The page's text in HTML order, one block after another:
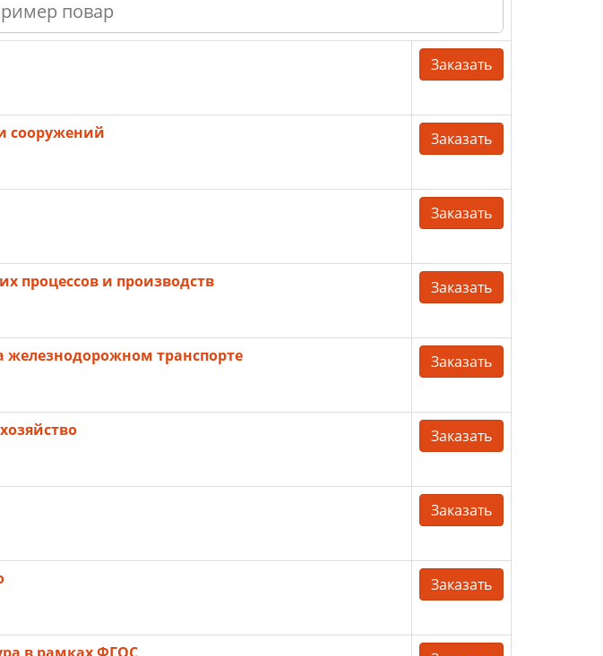
Заказать
сооружений
Заказать
Заказать
процессов и производств
Заказать
транспорте
Заказать
Заказать
Заказать
Заказать